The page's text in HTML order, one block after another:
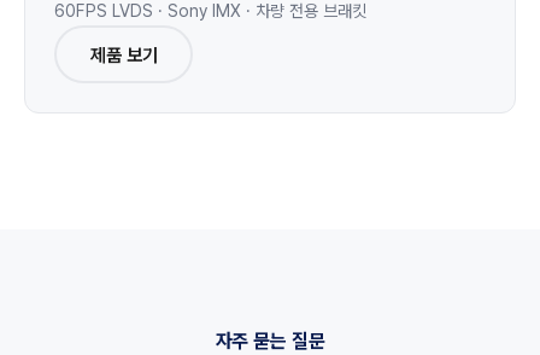
60FPS LVDS · Sony IMX · 차량 전용 브래킷
제품 보기
자주 묻는 질문